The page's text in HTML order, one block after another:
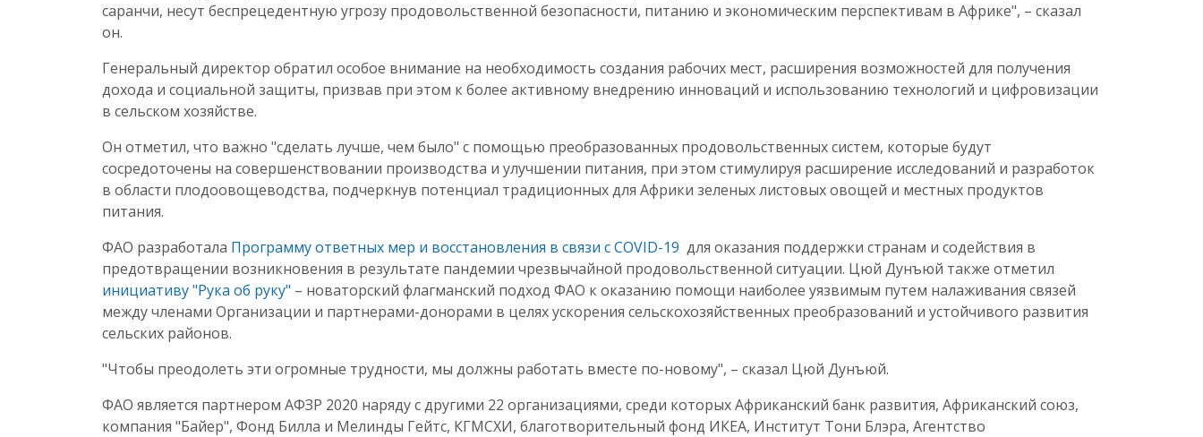
саранчи, несут беспрецедентную угрозу продовольственной безопасности, питанию и экономическим перспективам в Африке", – сказал
он.
Генеральный директор обратил особое внимание на необходимость создания рабочих мест, расширения возможностей для получения
дохода и социальной защиты, призвав при этом к более активному внедрению инноваций и использованию технологий и цифровизации
в сельском хозяйстве.
Он отметил, что важно "сделать лучше, чем было" с помощью преобразованных продовольственных систем, которые будут
сосредоточены на совершенствовании производства и улучшении питания, при этом стимулируя расширение исследований и разработок
в области плодоовощеводства, подчеркнув потенциал традиционных для Африки зеленых листовых овощей и местных продуктов
питания.
ФАО разработала Программу ответных мер и восстановления в связи с COVID-19 для оказания поддержки странам и содействия в
предотвращении возникновения в результате пандемии чрезвычайной продовольственной ситуации. Цюй Дунъюй также отметил
инициативу "Рука об руку" – новаторский флагманский подход ФАО к оказанию помощи наиболее уязвимым путем налаживания связей
между членами Организации и партнерами-донорами в целях ускорения сельскохозяйственных преобразований и устойчивого развития
сельских районов.
"Чтобы преодолеть эти огромные трудности, мы должны работать вместе по-новому", – сказал Цюй Дунъюй.
ФАО является партнером АФЗР 2020 наряду с другими 22 организациями, среди которых Африканский банк развития, Африканский союз,
компания "Байер", Фонд Билла и Мелинды Гейтс, КГМСХИ, благотворительный фонд ИКЕА, Институт Тони Блэра, Агентство